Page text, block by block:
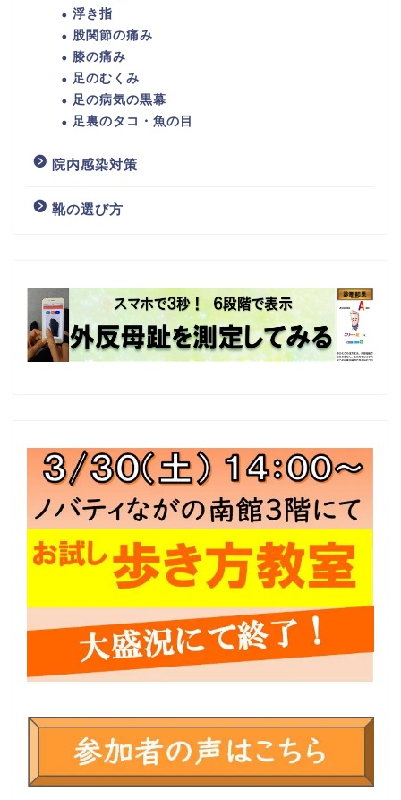
浮き指
股関節の痛み
膝の痛み
足のむくみ
足の病気の黒幕
足裏のタコ・魚の目
院内感染対策
靴の選び方